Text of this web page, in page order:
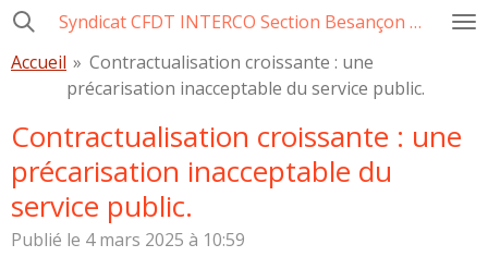
Passer
contenu
principal
Syndicat CFDT INTERCO Section Besançon Ville-CCAS-GBM
Accueil » Contractualisation croissante : une
précarisation inacceptable du service public.
Contractualisation croissante : une
précarisation inacceptable du
service public.
Publié le 4 mars 2025 à 10:59